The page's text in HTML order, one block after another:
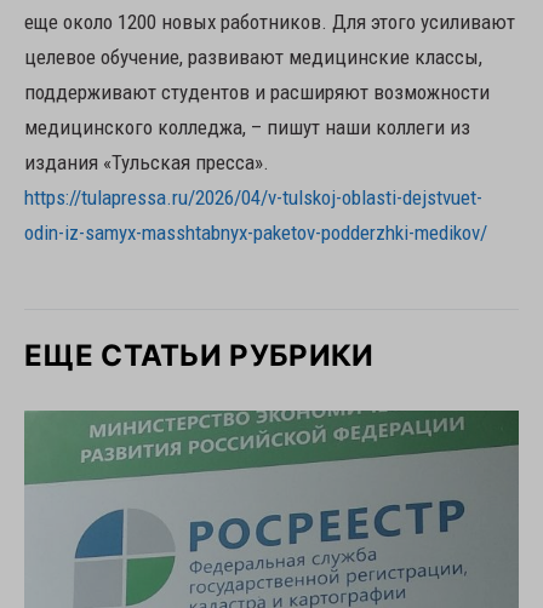
еще около 1200 новых работников. Для этого усиливают
целевое обучение, развивают медицинские классы,
поддерживают студентов и расширяют возможности
медицинского колледжа, – пишут наши коллеги из
издания «Тульская пресса».
https://tulapressa.ru/2026/04/v-tulskoj-oblasti-dejstvuet-
odin-iz-samyx-masshtabnyx-paketov-podderzhki-medikov/
ЕЩЕ СТАТЬИ РУБРИКИ